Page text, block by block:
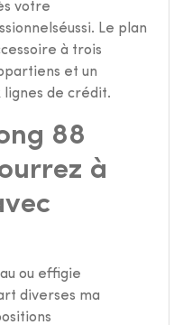
votre
Le plan
à trois
et un
lignes de crédit.
88
à
ou effigie
diverses ma